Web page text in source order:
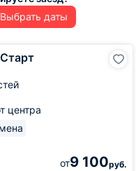
Выбрать даты
центра
от9 100руб.